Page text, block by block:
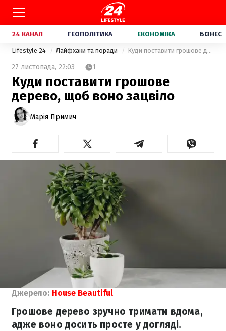
24 КАНАЛ ГЕОПОЛІТИКА ЕКОНОМІКА БІЗНЕС
Lifestyle 24 Лайфхаки та поради Куди поставити грошове дерево, щоб воно зацвіло
27 листопада, 22:03 1
Куди поставити грошове
дерево, щоб воно зацвіло
Марія Примич
Джерело: House Beautiful
Грошове дерево зручно тримати вдома,
адже воно досить просте у догляді.